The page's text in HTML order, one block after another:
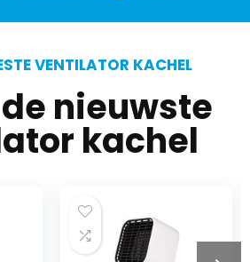
VENTILATOR KACHEL
nieuwste
kachel